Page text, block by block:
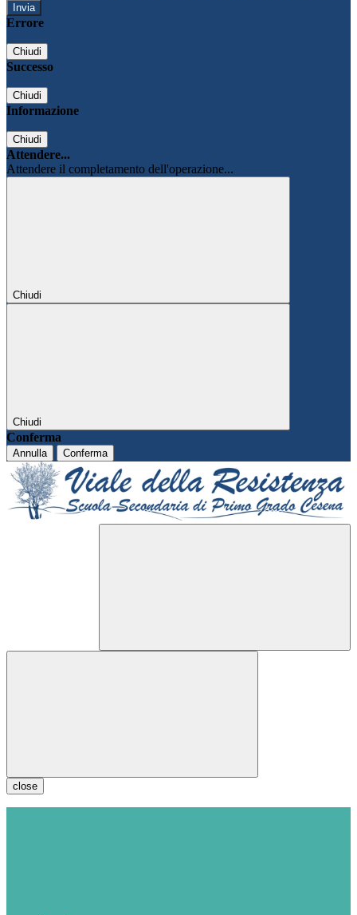
Errore
Chiudi
Successo
Chiudi
Informazione
Chiudi
Attendere...
Attendere il completamento dell'operazione...
Chiudi
Chiudi
Conferma
Annulla Conferma
close